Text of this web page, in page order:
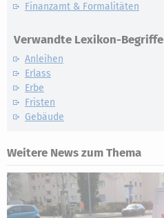
Finanzamt & Formalitäten
Verwandte Lexikon-Begriffe
Anleihen
Erlass
Erbe
Fristen
Gebäude
Weitere News zum Thema